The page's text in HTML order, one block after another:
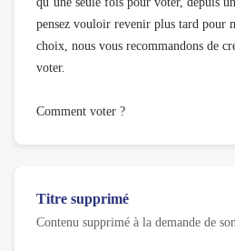
pensez vouloir revenir plus tard pour
choix, nous vous recommandons de
voter.
Comment voter ?
Titre supprimé
Contenu supprimé à la demande de